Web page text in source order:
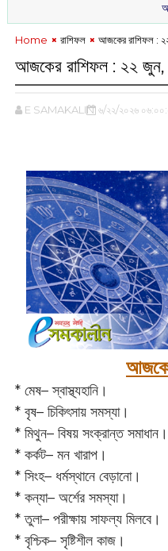
Home রাশিফল আজকের রাশিফল :‌
আজকের রাশিফল :‌ ‌‌২২
E SAMAKALIN ৬/২২/২০২৬
* মেষ– স্বাস্থ্যহানি।
* বৃষ– চিকিৎসায় সমস্যা।
* মিথুন– বিষয় সংক্রান্ত সমাধান।
* কর্কট– মন খারাপ।
* সিংহ– ধর্মস্থানে বেড়ানো।
* কন্যা– অর্শের সমস্যা।
* তুলা– পরীক্ষায় সাফল্য মিলবে।
* বৃশ্চিক– সৃষ্টিশীল কাজ।